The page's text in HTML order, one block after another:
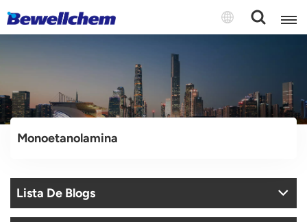
English
Русский
中文
Español
Monoetanolamina
Lista De Blogs